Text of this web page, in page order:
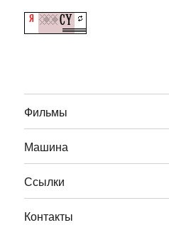
Фильмы
Машина
Ссылки
Контакты